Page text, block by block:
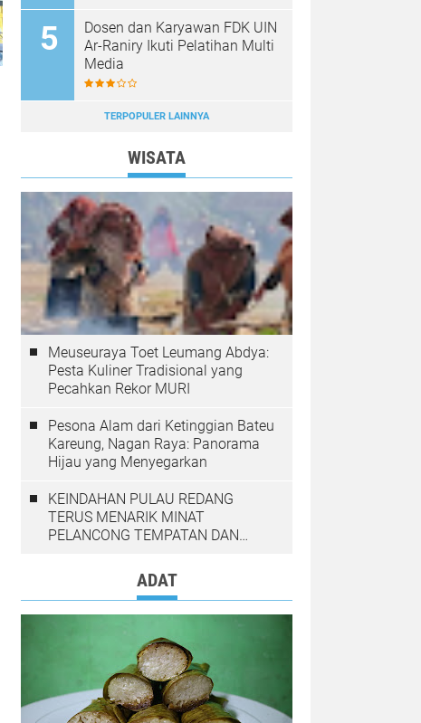
Dosen dan Karyawan FDK UIN
Ar-Raniry Ikuti Pelatihan Multi
Media
TERPOPULER LAINNYA
WISATA
Meuseuraya Toet Leumang Abdya:
Pesta Kuliner Tradisional yang
Pecahkan Rekor MURI
Pesona Alam dari Ketinggian Bateu
Kareung, Nagan Raya: Panorama
Hijau yang Menyegarkan
KEINDAHAN PULAU REDANG
TERUS MENARIK MINAT
PELANCONG TEMPATAN DAN
ADAT